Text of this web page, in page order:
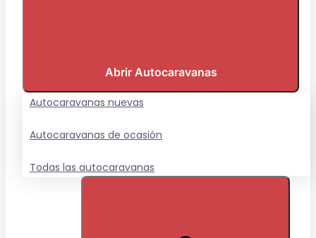
Abrir Autocaravanas
Autocaravanas nuevas
Autocaravanas de ocasión
Todas las autocaravanas